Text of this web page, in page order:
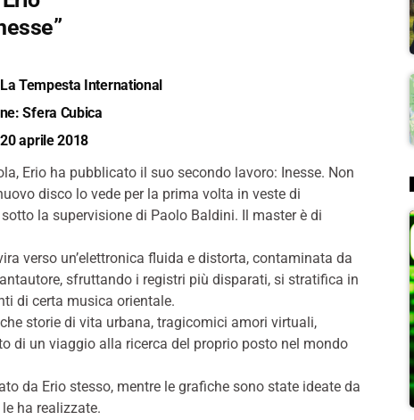
Tempesta International
Sfera Cubica
aprile 2018
Erio ha pubblicato il suo secondo lavoro: Inesse. Non
disco lo vede per la prima volta in veste di
la supervisione di Paolo Baldini. Il master è di
verso un’elettronica fluida e distorta, contaminata da
sfruttando i registri più disparati, si stratifica in
di certa musica orientale.
storie di vita urbana, tragicomici amori virtuali,
di un viaggio alla ricerca del proprio posto nel mondo
da Erio stesso, mentre le grafiche sono state ideate da
ha realizzate.